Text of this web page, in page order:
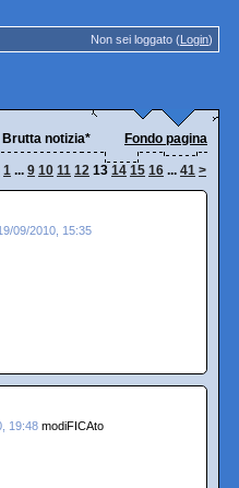
Non sei loggato (Login)
Brutta notizia* Fondo pagina
1 ... 9 10 11 12 13 14 15 16 ... 41 >
09/2010, 15:35
19:48 modiFICAto